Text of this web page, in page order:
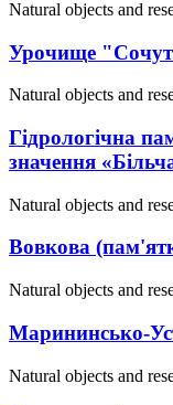
Natural objects and
Урочище
Natural objects and
Гідрологічна
значення
Natural objects and
Вовкова
Natural objects and
Марининсько-
Natural objects and